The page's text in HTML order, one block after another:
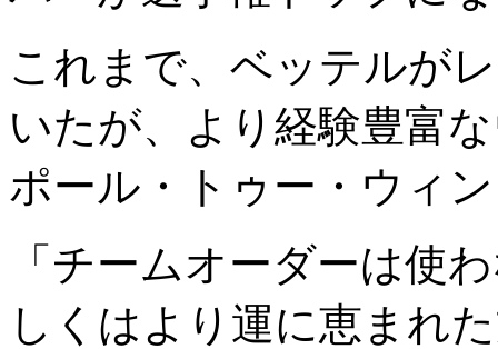
これまで、ベッテルが
いたが、より経験豊富
ポール・トゥー・ウィ
「チームオーダーは使
しくはより運に恵まれ